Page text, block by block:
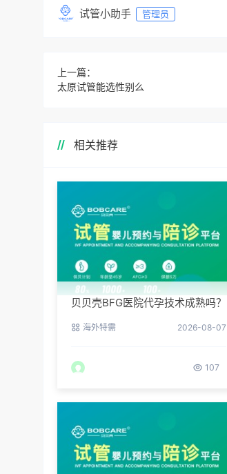
试管小助手 管理员
上一篇：
太原试管能选性别么
相关推荐
贝贝壳BFG医院代孕技术成熟吗？
海外特需 2026-08-07
107